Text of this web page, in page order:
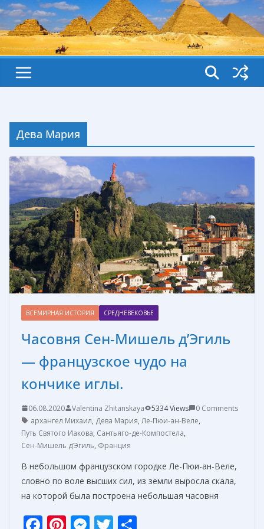
Дева Мария
ВСЕМИРНАЯ ИСТОРИЯ СРЕДНЕВЕКОВЬЕ
Часовня Сен-Мишель д’Эгиль
— французское чудо на
кончике иглы.
06.08.2020 Valentina Zhitanskaya 5334 Views
0 Comments
архангел Михаил, Дева Мария,Ле-Пюи-ан-Веле,
Путь Святого Иакова, Сантьяго-де-Компостела,
Сен-Мишель д’Эгиль, Франция
В небольшом французском городке Ле-Пюи-ан-Веле,
словно по воле высших сил, из земли выросла скала,
на которой была построена небольшая часовня